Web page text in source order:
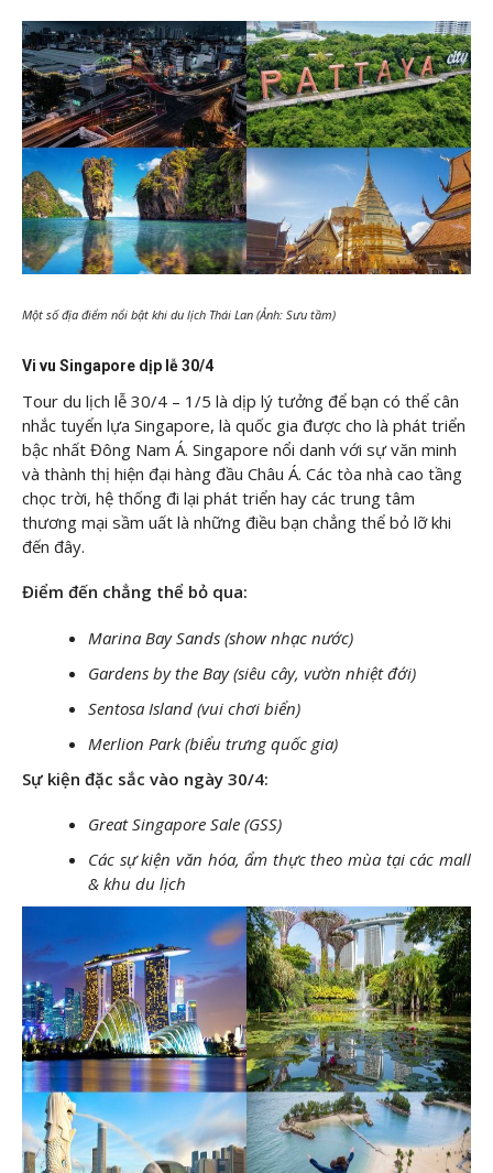
Một số địa điểm nổi bật khi du lịch Thái Lan (Ảnh: Sưu tầm)
Vi vu Singapore dịp lễ 30/4
Tour du lịch lễ 30/4 – 1/5 là dịp lý tưởng để bạn có thể cân
nhắc tuyển lựa Singapore, là quốc gia được cho là phát triển
bậc nhất Đông Nam Á. Singapore nổi danh với sự văn minh
và thành thị hiện đại hàng đầu Châu Á. Các tòa nhà cao tầng
chọc trời, hệ thống đi lại phát triển hay các trung tâm
thương mại sầm uất là những điều bạn chẳng thể bỏ lỡ khi
đến đây.
Điểm đến chẳng thể bỏ qua:
Marina Bay Sands (show nhạc nước)
Gardens by the Bay (siêu cây, vườn nhiệt đới)
Sentosa Island (vui chơi biển)
Merlion Park (biểu trưng quốc gia)
Sự kiện đặc sắc vào ngày 30/4:
Great Singapore Sale (GSS)
Các sự kiện văn hóa, ẩm thực theo mùa tại các mall
& khu du lịch